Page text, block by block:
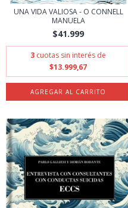
UNA VIDA VALIOSA - O CONNELL
MANUELA
$41.999
3 cuotas sin interés de
$13.999,67